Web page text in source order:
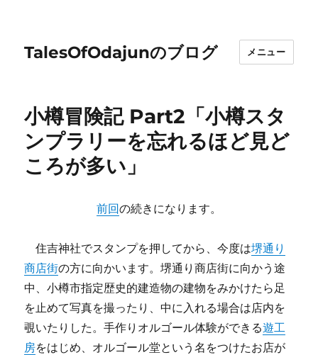
TalesOfOdajunのブログ メニュー
小樽冒険記 Part2「小樽スタ
ンプラリーを忘れるほど見ど
ころが多い」
前回の続きになります。
住吉神社でスタンプを押してから、今度は堺通り
商店街の方に向かいます。堺通り商店街に向かう途
中、小樽市指定歴史的建造物の建物をみかけたら足
を止めて写真を撮ったり、中に入れる場合は店内を
覗いたりした。手作りオルゴール体験ができる遊工
房をはじめ、オルゴール堂という名をつけたお店が